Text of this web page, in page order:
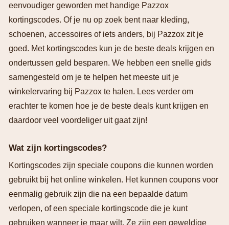
eenvoudiger geworden met handige Pazzox
kortingscodes. Of je nu op zoek bent naar kleding,
schoenen, accessoires of iets anders, bij Pazzox zit je
goed. Met kortingscodes kun je de beste deals krijgen en
ondertussen geld besparen. We hebben een snelle gids
samengesteld om je te helpen het meeste uit je
winkelervaring bij Pazzox te halen. Lees verder om
erachter te komen hoe je de beste deals kunt krijgen en
daardoor veel voordeliger uit gaat zijn!
Wat zijn kortingscodes?
Kortingscodes zijn speciale coupons die kunnen worden
gebruikt bij het online winkelen. Het kunnen coupons voor
eenmalig gebruik zijn die na een bepaalde datum
verlopen, of een speciale kortingscode die je kunt
gebruiken wanneer je maar wilt. Ze zijn een geweldige